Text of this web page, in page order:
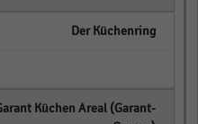
Der Küchenring
Küchen Areal (Garant-